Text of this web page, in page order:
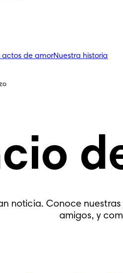
actos de amorNuestra historia
noticia. Conoce
amigos, y